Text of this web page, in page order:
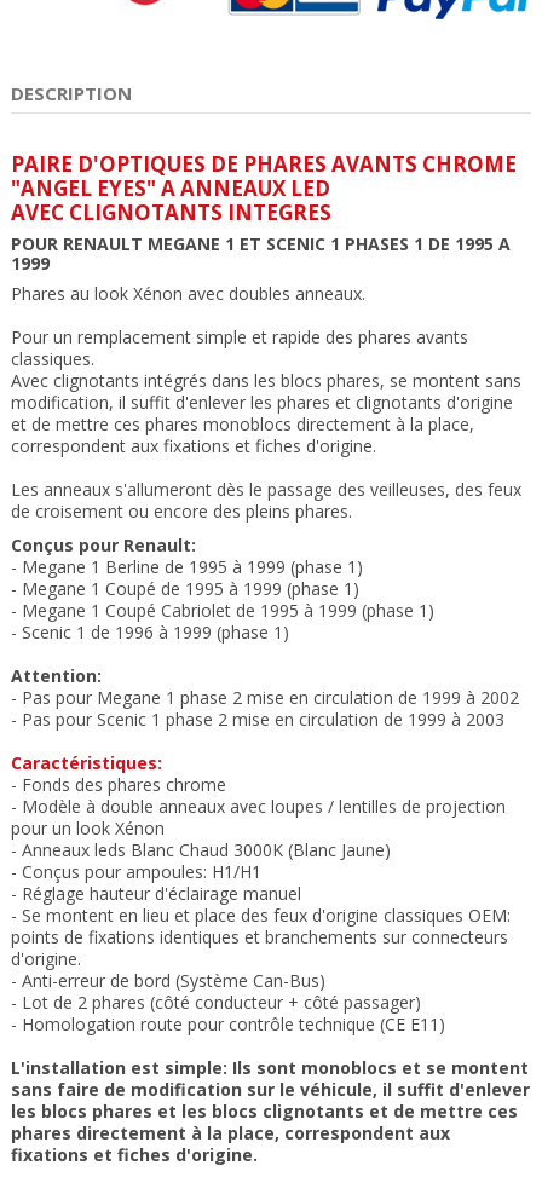
DESCRIPTION
PAIRE D'OPTIQUES DE PHARES AVANTS CHROME
"ANGEL EYES" A ANNEAUX LED
AVEC CLIGNOTANTS INTEGRES
POUR RENAULT MEGANE 1 ET SCENIC 1 PHASES 1 DE 1995 A
1999
Phares au look Xénon avec doubles anneaux.
Pour un remplacement simple et rapide des phares avants
classiques.
Avec clignotants intégrés dans les blocs phares, se montent sans
modification, il suffit d'enlever les phares et clignotants d'origine
et de mettre ces phares monoblocs directement à la place,
correspondent aux fixations et fiches d'origine.
Les anneaux s'allumeront dès le passage des veilleuses, des feux
de croisement ou encore des pleins phares.
Conçus pour Renault:
- Megane 1 Berline de 1995 à 1999 (phase 1)
- Megane 1 Coupé de 1995 à 1999 (phase 1)
- Megane 1 Coupé Cabriolet de 1995 à 1999 (phase 1)
- Scenic 1 de 1996 à 1999 (phase 1)
Attention:
- Pas pour Megane 1 phase 2 mise en circulation de 1999 à 2002
- Pas pour Scenic 1 phase 2 mise en circulation de 1999 à 2003
Caractéristiques:
- Fonds des phares chrome
- Modèle à double anneaux avec loupes / lentilles de projection
pour un look Xénon
- Anneaux leds Blanc Chaud 3000K (Blanc Jaune)
- Conçus pour ampoules: H1/H1
- Réglage hauteur d'éclairage manuel
- Se montent en lieu et place des feux d'origine classiques OEM:
points de fixations identiques et branchements sur connecteurs
d'origine.
- Anti-erreur de bord (Système Can-Bus)
- Lot de 2 phares (côté conducteur + côté passager)
- Homologation route pour contrôle technique (CE E11)
L'installation est simple: Ils sont monoblocs et se montent
sans faire de modification sur le véhicule, il suffit d'enlever
les blocs phares et les blocs clignotants et de mettre ces
phares directement à la place, correspondent aux
fixations et fiches d'origine.